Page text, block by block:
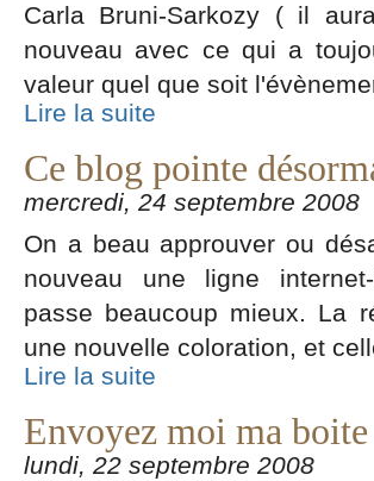
Carla Bruni-Sarkozy ( il
nouveau avec ce qui a
valeur quel que soit
Lire la suite
Ce blog pointe
mercredi, 24 septembre 2008
On a beau approuver ou
nouveau une ligne
passe beaucoup mieux. La
une nouvelle coloration, et
Lire la suite
Envoyez moi ma
lundi, 22 septembre 2008